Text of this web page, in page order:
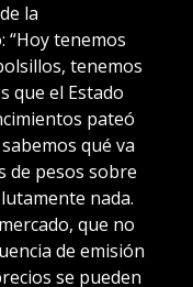
la
“Hoy tenemos
tenemos
que el Estado
pateó
qué va
de pesos sobre
nada.
que no
de emisión
se pueden